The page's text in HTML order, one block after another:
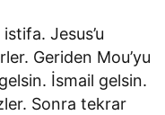
Jesus’u
Geriden Mou’yu
İsmail gelsin.
Sonra tekrar